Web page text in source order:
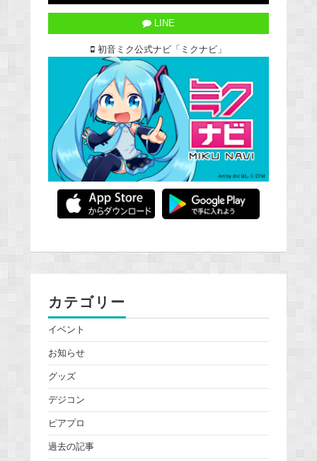
LINE
初音ミク公式ナビ「ミクナビ」
カテゴリー
イベント
お知らせ
グッズ
デジコン
ピアプロ
過去の記事